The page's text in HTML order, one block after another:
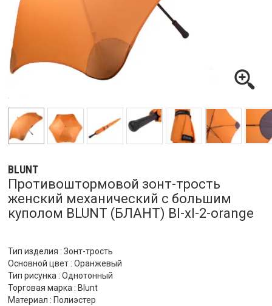
BLUNT
Противоштормовой зонт-трость
женский механический с большим
куполом BLUNT (БЛАНТ) Bl-xl-2-orange
Тип изделия : Зонт-трость
Основной цвет : Оранжевый
Тип рисунка : Однотонный
Торговая марка : Blunt
Материал : Полиэстер